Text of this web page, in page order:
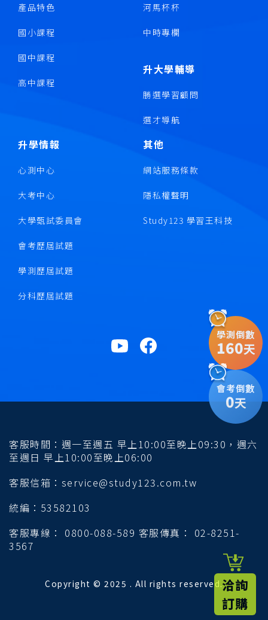
產品特色
國小課程
國中課程
高中課程
河馬杯杯
中時專欄
升大學輔導
勝選學習顧問
選才導航
升學情報
心測中心
大考中心
大學甄試委員會
會考歷屆試題
學測歷屆試題
分科歷屆試題
其他
網站服務條款
隱私權聲明
Study123 學習王科技
客服時間：週一至週五 早上10:00至晚上09:30，週六
至週日 早上10:00至晚上06:00
客服信箱：service@study123.com.tw
統編：53582103
客服專線： 0800-088-589 客服傳真： 02-8251-
3567
Copyright © 2025 . All rights reserved.
學測倒數
160天
會考倒數
0天
洽詢
訂購